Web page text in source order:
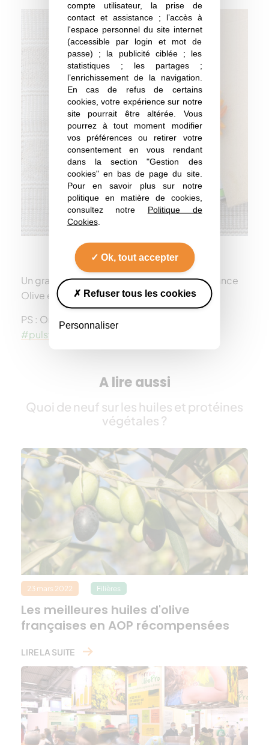
compte utilisateur, la prise de
contact et assistance ; l’accès à
l'espace personnel du site internet
(accessible par login et mot de
passe) ; la publicité ciblée ; les
statistiques ; les partages ;
l’enrichissement de la navigation.
En cas de refus de certains
cookies, votre expérience sur notre
site pourrait être altérée. Vous
pourrez à tout moment modifier
vos préférences ou retirer votre
consentement en vous rendant
dans la section "Gestion des
cookies" en bas de page du site.
Pour en savoir plus sur notre
politique en matière de cookies,
consultez notre Politique de
Cookies.
Ok, tout accepter
Refuser tous les cookies
Personnaliser
Un grand merci à nos partenaires Lesieur, France
Olive et Ecoléa pour cette collaboration !
PS : On attend vos réalisations sur
#pulstesrecettes
A lire aussi
Quoi de neuf sur les huiles et protéines
végétales ?
23 mars 2022 Filières
Les meilleures huiles d'olive
françaises en AOP récompensées
LIRE LA SUITE